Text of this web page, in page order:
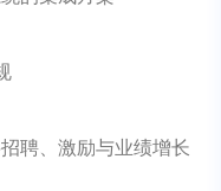
聘、激励与业绩增长